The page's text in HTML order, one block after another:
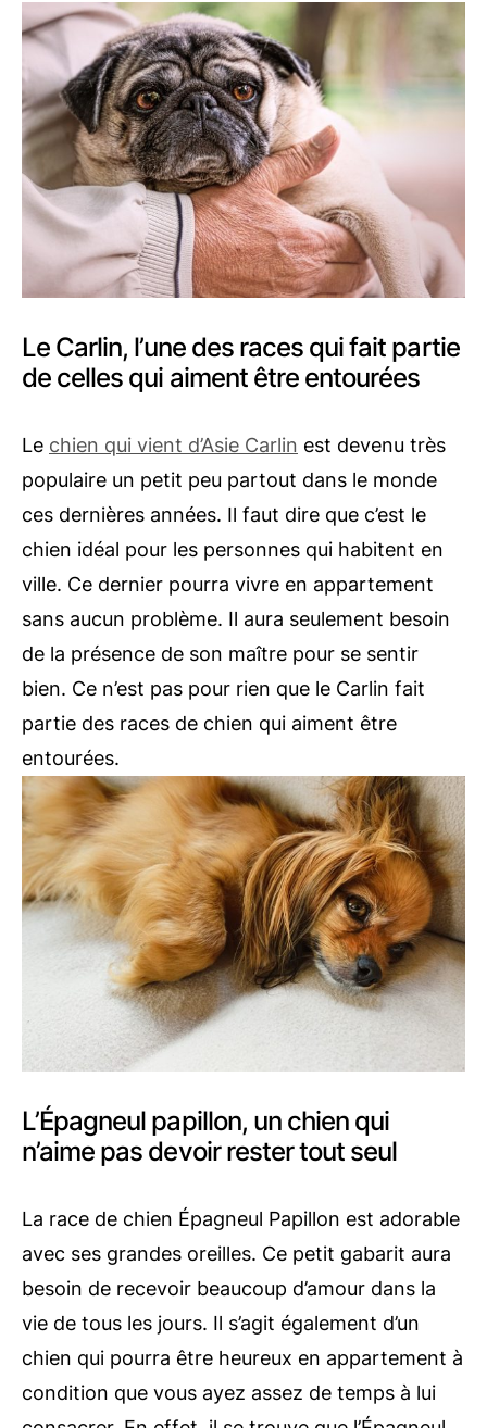
Le Carlin, l’une des races qui fait partie
de celles qui aiment être entourées
Le chien qui vient d’Asie Carlin est devenu très
populaire un petit peu partout dans le monde
ces dernières années. Il faut dire que c’est le
chien idéal pour les personnes qui habitent en
ville. Ce dernier pourra vivre en appartement
sans aucun problème. Il aura seulement besoin
de la présence de son maître pour se sentir
bien. Ce n’est pas pour rien que le Carlin fait
partie des races de chien qui aiment être
entourées.
L’Épagneul papillon, un chien qui
n’aime pas devoir rester tout seul
La race de chien Épagneul Papillon est adorable
avec ses grandes oreilles. Ce petit gabarit aura
besoin de recevoir beaucoup d’amour dans la
vie de tous les jours. Il s’agit également d’un
chien qui pourra être heureux en appartement à
condition que vous ayez assez de temps à lui